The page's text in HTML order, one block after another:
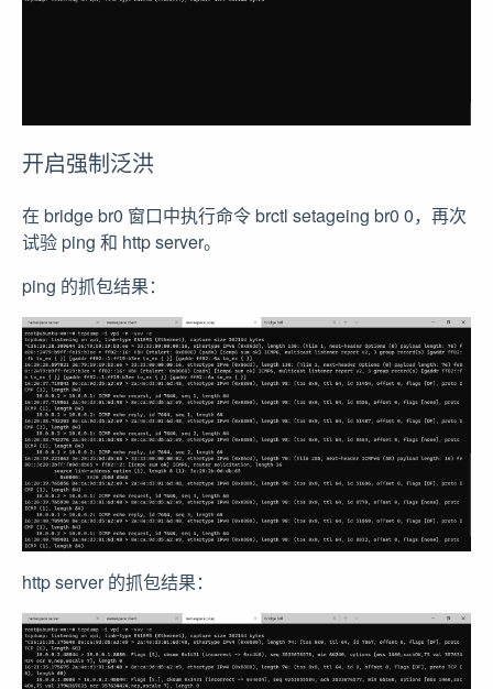
开启强制泛洪
在 bridge br0 窗口中执行命令 brctl setageing br0 0，再次
试验 ping 和 http server。
ping 的抓包结果：
http server 的抓包结果：